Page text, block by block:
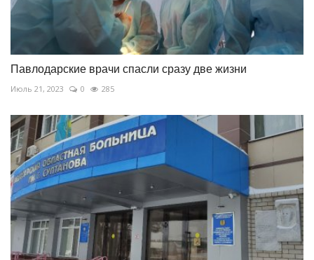
Павлодарские врачи спасли сразу две жизни
Июль 21, 2023 0 285